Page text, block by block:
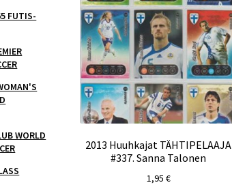
2013 Huuhkajat TÄHTIPELAAJA
#337. Sanna Talonen
1,95 €
FUTIS-
WORLD